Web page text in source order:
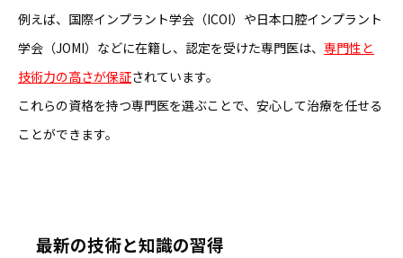
例えば、国際インプラント学会（ICOI）や日本口腔インプラント
学会（JOMI）などに在籍し、認定を受けた専門医は、 専門性と
技術力の高さが保証されています。
これらの資格を持つ専門医を選ぶことで、安心して治療を任せる
ことができます。
最新の技術と知識の習得